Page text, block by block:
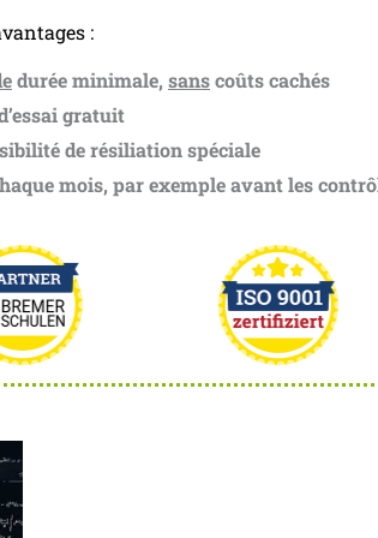
:
durée minimale, sanscoûts cachés
gratuit
de résiliation spéciale
mois, par exemple avant les